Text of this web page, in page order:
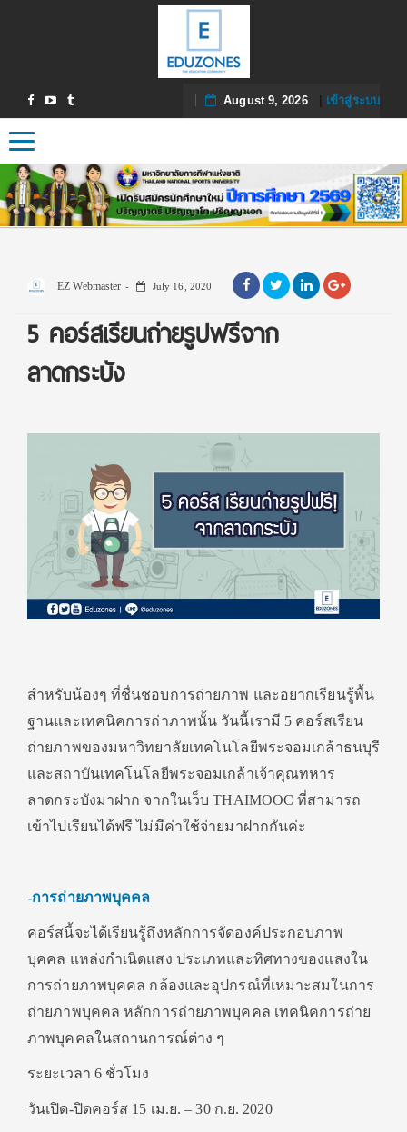
August 9, 2026| เข้าสู่ระบบ
Toggle navigation
EZ Webmaster July 16, 2020
5 คอร์สเรียนถ่ายรูปฟรีจาก
ลาดกระบัง
สำหรับน้องๆ ที่ชื่นชอบการถ่ายภาพ และอยากเรียนรู้พื้น
ฐานและเทคนิคการถ่าภาพนั้น วันนี้เรามี 5 คอร์สเรียน
ถ่ายภาพของมหาวิทยาลัยเทคโนโลยีพระจอมเกล้าธนบุรี
และสถาบันเทคโนโลยีพระจอมเกล้าเจ้าคุณทหาร
ลาดกระบังมาฝาก จากในเว็บ THAIMOOC ที่สามารถ
เข้าไปเรียนได้ฟรี ไม่มีค่าใช้จ่ายมาฝากกันค่ะ
-การถ่ายภาพบุคคล
คอร์สนี้จะได้เรียนรู้ถึงหลักการจัดองค์ประกอบภาพ
บุคคล แหล่งกำเนิดแสง ประเภทและทิศทางของแสงใน
การถ่ายภาพบุคคล กล้องและอุปกรณ์ที่เหมาะสมในการ
ถ่ายภาพบุคคล หลักการถ่ายภาพบุคคล เทคนิคการถ่าย
ภาพบุคคลในสถานการณ์ต่าง ๆ
ระยะเวลา 6 ชั่วโมง
วันเปิด-ปิดคอร์ส 15 เม.ย. – 30 ก.ย. 2020